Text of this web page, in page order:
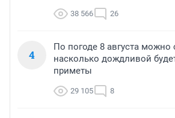
38 566 26
4
По погоде 8 августа можно
насколько дождливой
приметы
29 105 8